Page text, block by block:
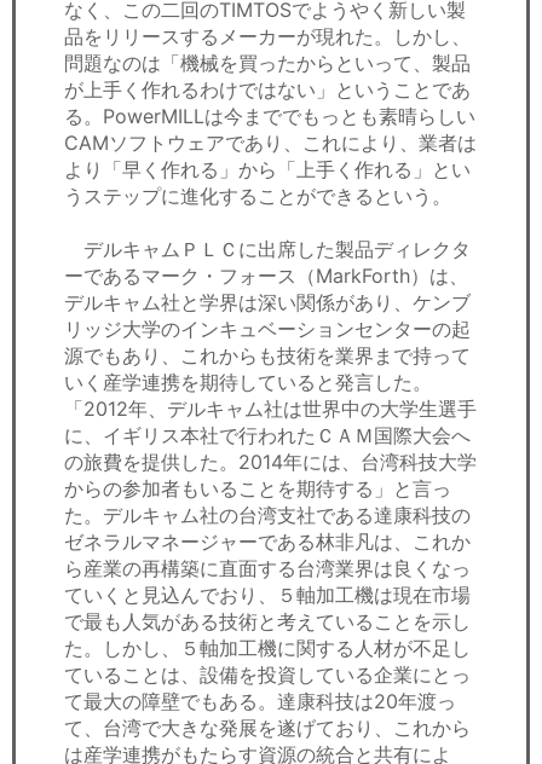
なく、この二回のTIMTOSでようやく新しい製
品をリリースするメーカーが現れた。しかし、
問題なのは「機械を買ったからといって、製品
が上手く作れるわけではない」ということであ
る。PowerMILLは今まででもっとも素晴らしい
CAMソフトウェアであり、これにより、業者は
より「早く作れる」から「上手く作れる」とい
うステップに進化することができるという。
デルキャムＰＬＣに出席した製品ディレクタ
ーであるマーク・フォース（MarkForth）は、
デルキャム社と学界は深い関係があり、ケンブ
リッジ大学のインキュベーションセンターの起
源でもあり、これからも技術を業界まで持って
いく産学連携を期待していると発言した。
「2012年、デルキャム社は世界中の大学生選手
に、イギリス本社で行われたＣＡＭ国際大会へ
の旅費を提供した。2014年には、台湾科技大学
からの参加者もいることを期待する」と言っ
た。デルキャム社の台湾支社である達康科技の
ゼネラルマネージャーである林非凡は、これか
ら産業の再構築に直面する台湾業界は良くなっ
ていくと見込んでおり、５軸加工機は現在市場
で最も人気がある技術と考えていることを示し
た。しかし、５軸加工機に関する人材が不足し
ていることは、設備を投資している企業にとっ
て最大の障壁でもある。達康科技は20年渡っ
て、台湾で大きな発展を遂げており、これから
は産学連携がもたらす資源の統合と共有によ